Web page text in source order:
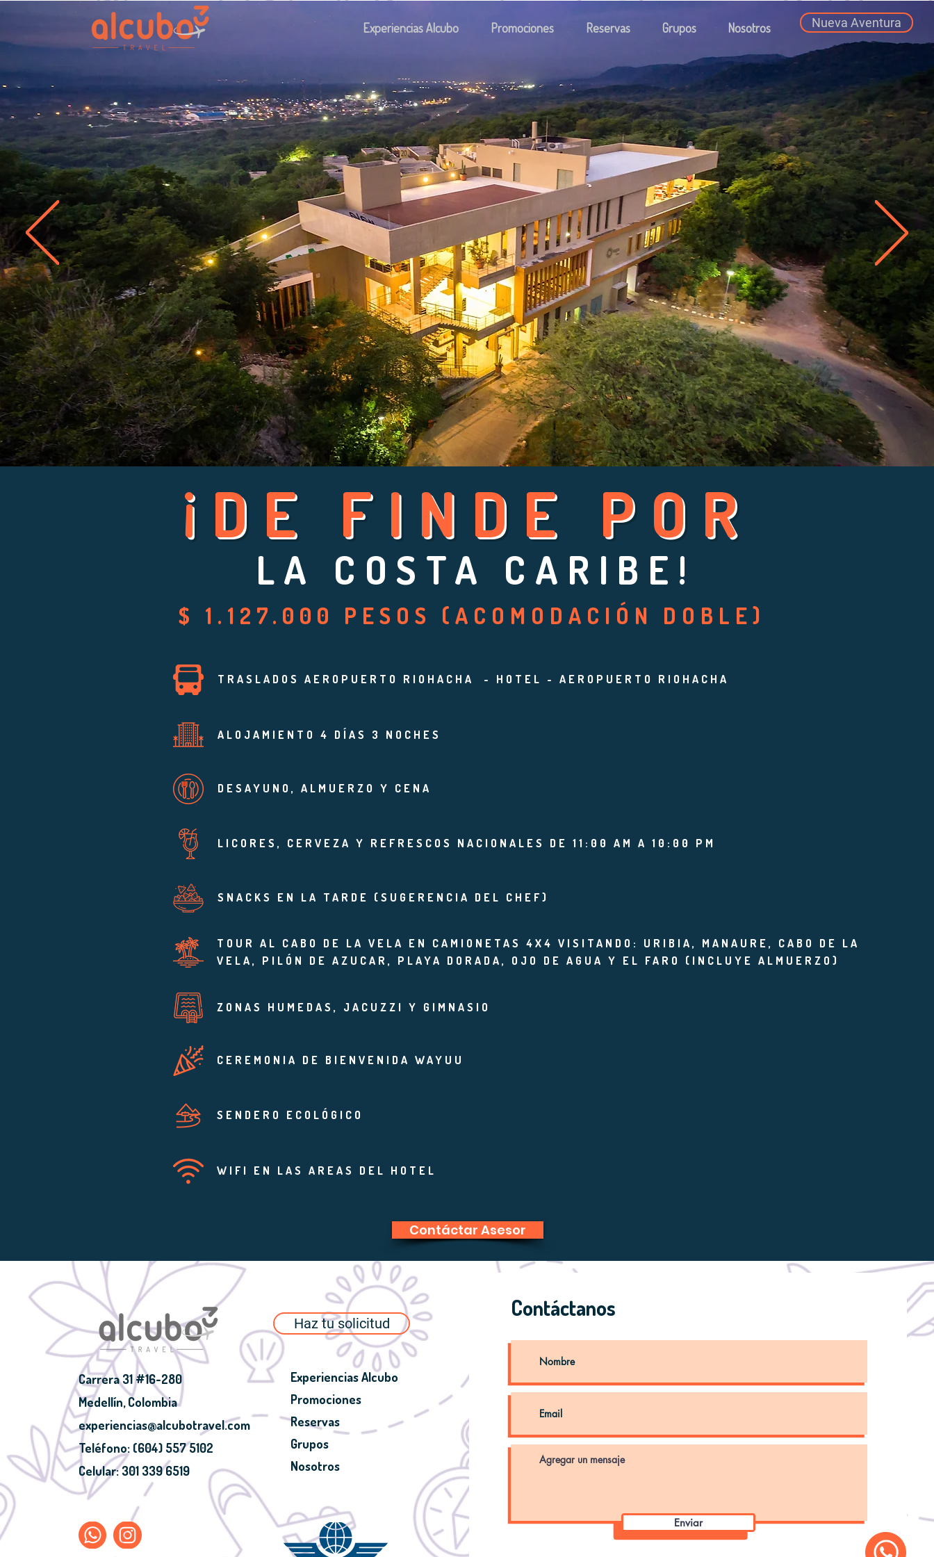
Experiencias Alcubo Promociones Reservas Grupos Nosotros Nueva Aventura
¡DE FINDE POR
LA COSTA CARIBE!
$ 1.127.000 PESOS (ACOMODACIÓN DOBLE)
TRASLADOS AEROPUERTO RIOHACHA - HOTEL - AEROPUERTO RIOHACHA
DESAYUNO, ALMUERZO Y CENA
LICORES, CERVEZA Y REFRESCOS NACIONALES DE 11:00 AM A 10:00 PM
SNACKS EN LA TARDE (SUGERENCIA DEL CHEF)
TOUR AL CABO DE LA VELA EN CAMIONETAS 4X4 VISITANDO: URIBIA, MANAURE, CABO DE LA
VELA, PILÓN DE AZUCAR, PLAYA DORADA, OJO DE AGUA Y EL FARO (INCLUYE ALMUERZO)
ZONAS HUMEDAS, JACUZZI Y GIMNASIO
CEREMONIA DE BIENVENIDA WAYUU
SENDERO ECOLÓGICO
WIFI EN LAS AREAS DEL HOTEL
Contáctar Asesor
ALOJAMIENTO 4 DÍAS 3 NOCHES
Carrera 31 #16-280
Medellín, Colombia
experiencias@alcubotravel.com
Teléfono: (604) 557 5102
Celular: 301 339 6519
Haz tu solicitud
Experiencias Alcubo
Promociones
Reservas
Grupos
Nosotros
Contáctanos
Enviar